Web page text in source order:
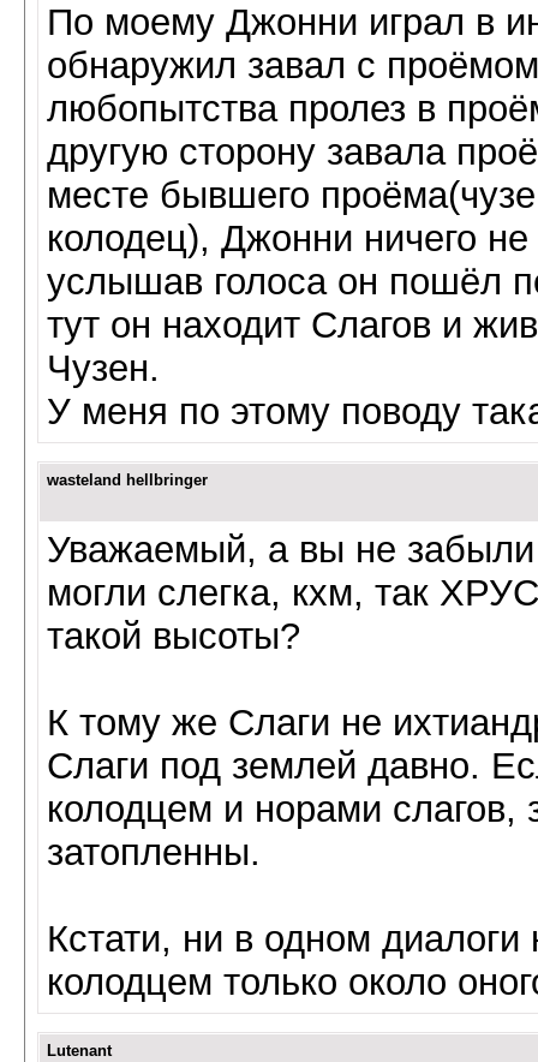
По моему Джонни играл в
обнаружил завал с
любопытства пролез в
другую сторону завала
месте бывшего
колодец), Джонни ничего
услышав голоса он пошёл
тут он находит Слагов и
Чузен.
У меня по этому поводу
wasteland hellbringer
Уважаемый, а вы не
могли слегка, кхм, так
такой высоты?
К тому же Слаги не
Слаги под землей давно.
колодцем и норами слагов,
затопленны.
Кстати, ни в одном
колодцем только около
Lutenant